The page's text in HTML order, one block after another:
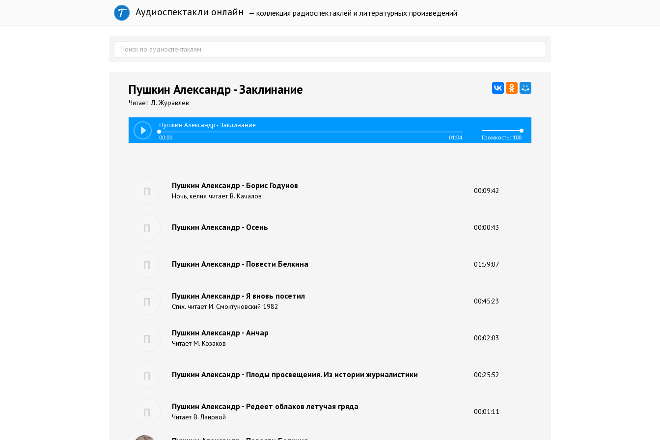
Аудиоспектакли онлайн — коллекция радиоспектаклей и литературных произведений
Пушкин Александр - Заклинание
Читает Д. Журавлев
Пушкин Александр - Заклинание
00:00 01:04 Громкость: 100
П Пушкин Александр - Борис Годунов
Ночь, келия читает В. Качалов
00:09:42
П Пушкин Александр - Осень 00:00:43
П Пушкин Александр - Повести Белкина 01:59:07
П Пушкин Александр - Я вновь посетил
Стих. читает И. Смоктуновский 1982
00:45:23
П Пушкин Александр - Анчар
Читает М. Козаков
00:02:03
П Пушкин Александр - Плоды просвещения. Из истории журналистики 00:25:52
П Пушкин Александр - Редеет облаков летучая гряда
Читает В. Лановой
00:01:11